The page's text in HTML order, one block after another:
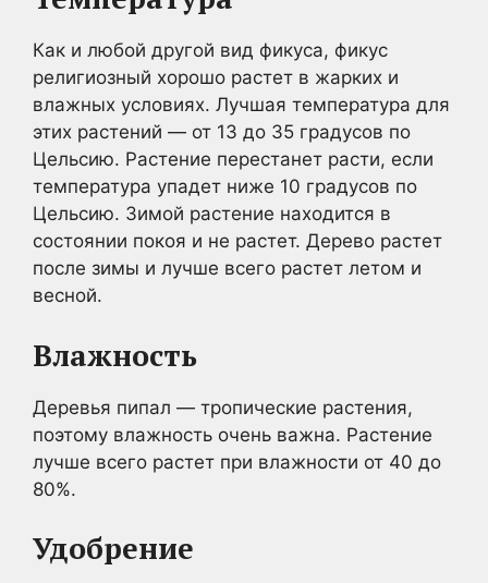
Как и любой другой вид фикуса, фикус
религиозный хорошо растет в жарких и
влажных условиях. Лучшая температура для
этих растений — от 13 до 35 градусов по
Цельсию. Растение перестанет расти, если
температура упадет ниже 10 градусов по
Цельсию. Зимой растение находится в
состоянии покоя и не растет. Дерево растет
после зимы и лучше всего растет летом и
весной.
Влажность
Деревья пипал — тропические растения,
поэтому влажность очень важна. Растение
лучше всего растет при влажности от 40 до
80%.
Удобрение